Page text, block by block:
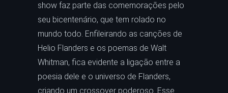
show faz parte das comemorações pelo
seu bicentenário, que tem rolado no
mundo todo. Enfileirando as canções de
Helio Flanders e os poemas de Walt
Whitman, fica evidente a ligação entre a
poesia dele e o universo de Flanders,
criando um crossover poderoso. Esse